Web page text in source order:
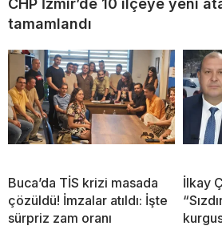
CHP İzmir’de 10 ilçeye yeni
tamamlandı
Buca’da TİS krizi masada
çözüldü! İmzalar atıldı: İşte
sürpriz zam oranı
İlkay